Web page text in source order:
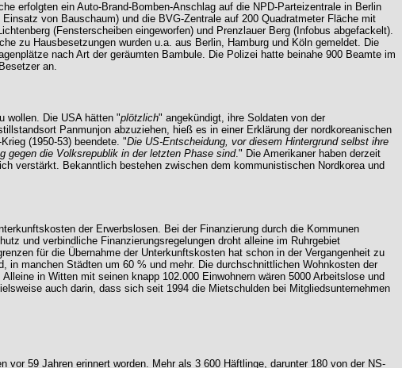
erfolgten ein Auto-Brand-Bomben-Anschlag auf die NPD-Parteizentrale in Berlin
von Bauschaum) und die BVG-Zentrale auf 200 Quadratmeter Fläche mit
(Fensterscheiben eingeworfen) und Prenzlauer Berg (Infobus abgefackelt).
zu Hausbesetzungen wurden u.a. aus Berlin, Hamburg und Köln gemeldet. Die
nach Art der geräumten Bambule. Die Polizei hatte beinahe 900 Beamte im
an.
wollen. Die USA hätten "plötzlich" angekündigt, ihre Soldaten von der
Panmunjon abzuziehen, hieß es in einer Erklärung der nordkoreanischen
(1950-53) beendete. "Die US-Entscheidung, vor diesem Hintergrund selbst ihre
gegen die Volksrepublik in der letzten Phase sind." Die Amerikaner haben derzeit
verstärkt. Bekanntlich bestehen zwischen dem kommunistischen Nordkorea und
der Erwerbslosen. Bei der Finanzierung durch die Kommunen
und verbindliche Finanzierungsregelungen droht alleine im Ruhrgebiet
für die Übernahme der Unterkunftskosten hat schon in der Vergangenheit zu
in manchen Städten um 60 % und mehr. Die durchschnittlichen Wohnkosten der
in Witten mit seinen knapp 102.000 Einwohnern wären 5000 Arbeitslose und
auch darin, dass sich seit 1994 die Mietschulden bei Mitgliedsunternehmen
vor 59 Jahren erinnert worden. Mehr als 3 600 Häftlinge, darunter 180 von der NS-